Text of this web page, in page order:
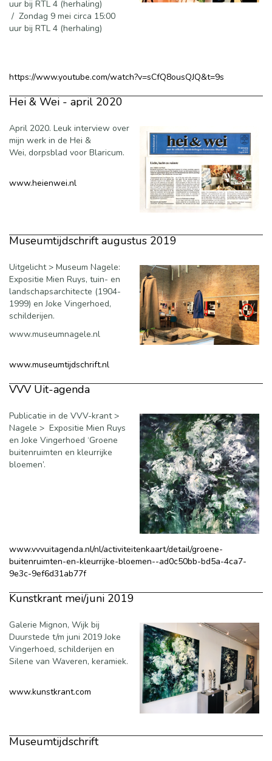
uur bij RTL 4 (herhaling)
/ Zondag 9 mei circa 15:00
uur bij RTL 4 (herhaling)
https://www.youtube.com/watch?v=sCfQ8ousQJQ&t=9s
Hei & Wei - april 2020
April 2020. Leuk interview over
mijn werk in de Hei &
Wei, dorpsblad voor Blaricum.
www.heienwei.nl
Museumtijdschrift augustus 2019
Uitgelicht > Museum Nagele:
Expositie Mien Ruys, tuin- en
landschapsarchitecte (1904-
1999) en Joke Vingerhoed,
schilderijen.
www.museumnagele.nl
www.museumtijdschrift.nl
VVV Uit-agenda
Publicatie in de VVV-krant >
Nagele > Expositie Mien Ruys
en Joke Vingerhoed ‘Groene
buitenruimten en kleurrijke
bloemen’.
www.vvvuitagenda.nl/nl/activiteitenkaart/detail/groene-
buitenruimten-en-kleurrijke-bloemen--ad0c50bb-bd5a-4ca7-
9e3c-9ef6d31ab77f
Kunstkrant mei/juni 2019
Galerie Mignon, Wijk bij
Duurstede t/m juni 2019 Joke
Vingerhoed, schilderijen en
Silene van Waveren, keramiek.
www.kunstkrant.com
Museumtijdschrift